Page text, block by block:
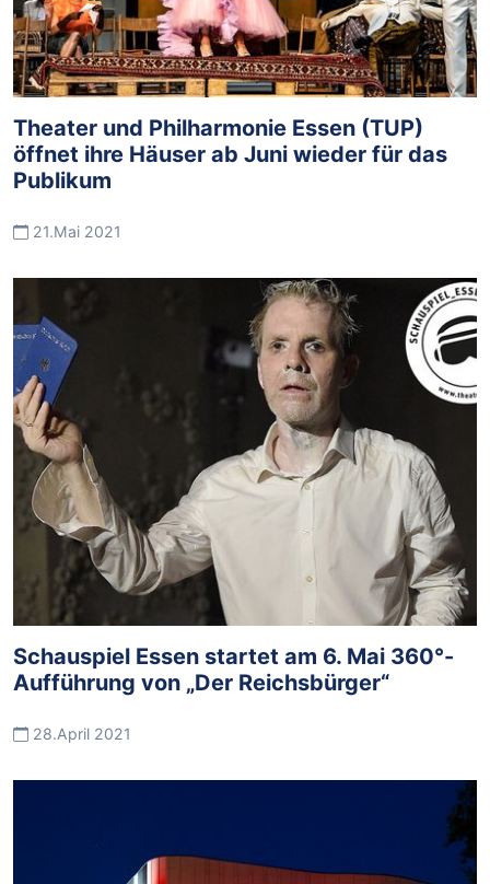
Theater und Philharmonie Essen (TUP)
öffnet ihre Häuser ab Juni wieder für das
Publikum
21.Mai 2021
Schauspiel Essen startet am 6. Mai 360°-
Aufführung von „Der Reichsbürger“
28.April 2021